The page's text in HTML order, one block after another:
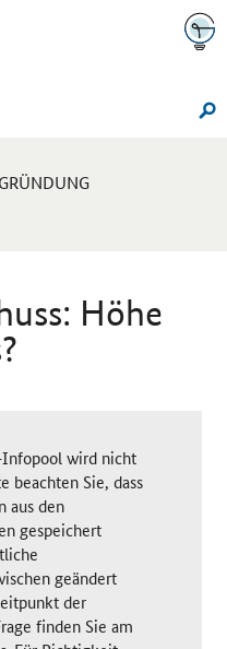
Höhe
wird nicht
beachten Sie, dass
aus den
gespeichert
geändert
der
finden Sie am